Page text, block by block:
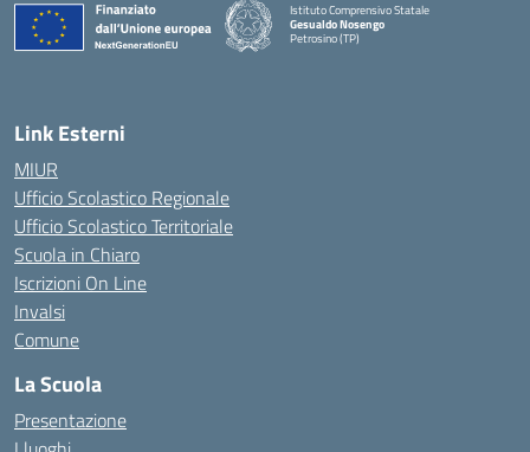
Istituto Comprensivo Statale
Gesualdo Nosengo
Petrosino (TP)
Link Esterni
MIUR
Ufficio Scolastico Regionale
Ufficio Scolastico Territoriale
Scuola in Chiaro
Iscrizioni On Line
Invalsi
Comune
La Scuola
Presentazione